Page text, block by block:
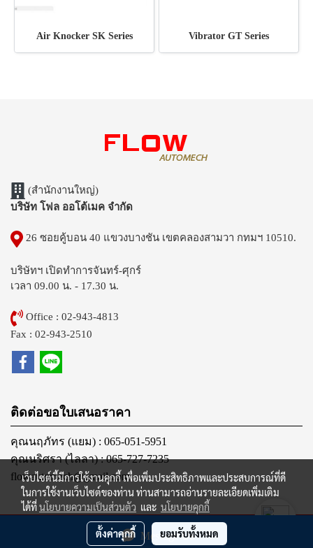
Message Us
Air Knocker SK Series Vibrator GT Series
(สำนักงานใหญ่)
บริษัท โฟล ออโต้เมค จำกัด
26 ซอยคู้บอน 40 แขวงบางชัน เขตคลองสามวา กทมฯ 10510.
บริษัทฯ เปิดทำการจันทร์-ศุกร์
เวลา 09.00 น. - 17.30 น.
Office : 02-943-4813
Fax : 02-943-2510
ติดต่อขอใบเสนอราคา
คุณนฤภัทร (แยม) : 065-051-5951
คุณนริศรา (ไลลา) : 065-727-7235
flowautomech@gmail.com
@2012 FLOW AUTOMECH CO., LTD. All Rights Reserved.
เว็บไซต์นี้มีการใช้งานคุกกี้ เพื่อเพิ่มประสิทธิภาพและประสบการณ์ที่ดี
ในการใช้งานเว็บไซต์ของท่าน ท่านสามารถอ่านรายละเอียดเพิ่มเติม
ได้ที่นโยบายความเป็นส่วนตัว และ นโยบายคุกกี้
ตั้งค่าคุกกี้ ยอมรับทั้งหมด